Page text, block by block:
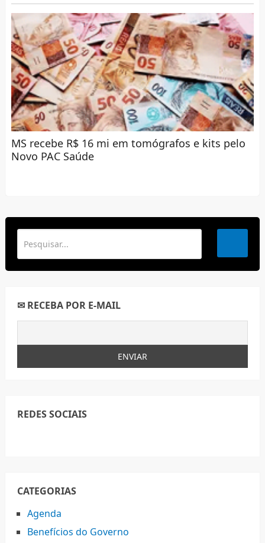
MS recebe R$ 16 mi em tomógrafos e kits pelo
Novo PAC Saúde
✉ RECEBA POR E-MAIL
REDES SOCIAIS
CATEGORIAS
Agenda
Benefícios do Governo